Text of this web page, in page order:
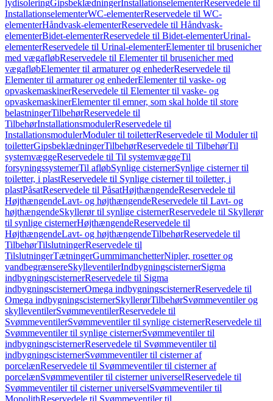
lydisoleringGipsbeklædningerInstallationselementerReservedele til
InstallationselementerWC-elementerReservedele til WC-
elementerHåndvask-elementerReservedele til Håndvask-
elementerBidet-elementerReservedele til Bidet-elementerUrinal-
elementerReservedele til Urinal-elementerElementer til brusenicher
med vægafløbReservedele til Elementer til brusenicher med
vægafløbElementer til armaturer og enhederReservedele til
Elementer til armaturer og enhederElementer til vaske- og
opvaskemaskinerReservedele til Elementer til vaske- og
opvaskemaskinerElementer til emner, som skal holde til store
belastningerTilbehørReservedele til
TilbehørInstallationsmodulerReservedele til
InstallationsmodulerModuler til toiletterReservedele til Moduler til
toiletterGipsbeklædningerTilbehørReservedele til TilbehørTil
systemvæggeReservedele til Til systemvæggeTil
forsyningssystemerTil afløbSynlige cisternerSynlige cisterner til
toiletter, i plastReservedele til Synlige cisterner til toiletter, i
plastPåsatReservedele til PåsatHøjthængendeReservedele til
HøjthængendeLavt- og højthængendeReservedele til Lavt- og
højthængendeSkyllerør til synlige cisternerReservedele til Skyllerør
til synlige cisternerHøjthængendeReservedele til
HøjthængendeLavt- og højthængendeTilbehørReservedele til
TilbehørTilslutningerReservedele til
TilslutningerTætningerGummimanchetterNipler, rosetter og
vandbegrænsereSkylleventilerIndbygningscisternerSigma
indbygningscisternerReservedele til Sigma
indbygningscisternerOmega indbygningscisternerReservedele til
Omega indbygningscisternerSkyllerørTilbehørSvømmeventiler og
skylleventilerSvømmeventilerReservedele til
SvømmeventilerSvømmeventiler til synlige cisternerReservedele til
Svømmeventiler til synlige cisternerSvømmeventiler til
indbygningscisternerReservedele til Svømmeventiler til
indbygningscisternerSvømmeventiler til cisterner af
porcelænReservedele til Svømmeventiler til cisterner af
porcelænSvømmeventiler til cisterner universelReservedele til
Svømmeventiler til cisterner universelSvømmeventiler til
MonolithReservedele til Svømmeventiler til